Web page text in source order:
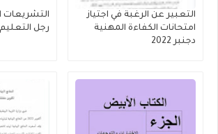
التعبير عن الرغبة في اجتياز
امتحانات الكفاءة المهنية
دجنبر 2022
رجل التعليم